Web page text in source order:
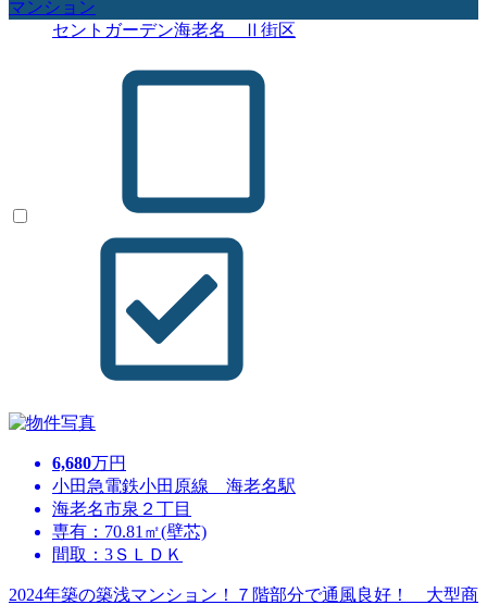
マンション
セントガーデン海老名 Ⅱ街区
6,680万円
小田急電鉄小田原線 海老名駅
海老名市泉２丁目
専有：70.81㎡(壁芯)
間取：3ＳＬＤＫ
2024年築の築浅マンション！７階部分で通風良好！ 大型商